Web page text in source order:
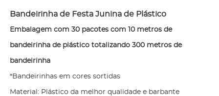
Bandeirinha de Festa Junina de Plástico
Embalagem com 30 pacotes com 10 metros de
bandeirinha de plástico totalizando 300 metros de
bandeirinha
*Bandeirinhas em cores sortidas
Material: Plástico da melhor qualidade e barbante